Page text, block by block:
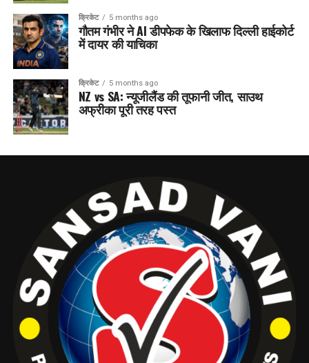
क्रिकेट 5 months ago
गौतम गंभीर ने AI डीपफेक के खिलाफ दिल्ली हाईकोर्ट
में दायर की याचिका
क्रिकेट 5 months ago
NZ vs SA: न्यूजीलैंड की तूफानी जीत, साउथ
अफ्रीका पूरी तरह पस्त